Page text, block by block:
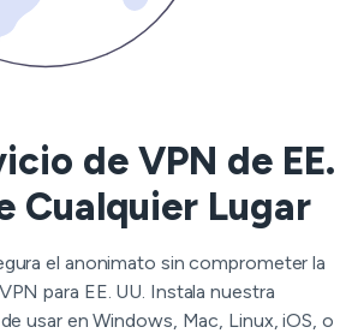
de VPN de EE.
Cualquier Lugar
el anonimato sin comprometer la
para EE. UU. Instala nuestra
usar en Windows, Mac, Linux, iOS, o